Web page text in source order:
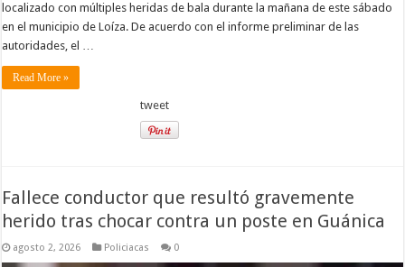
localizado con múltiples heridas de bala durante la mañana de este sábado
en el municipio de Loíza. De acuerdo con el informe preliminar de las
autoridades, el …
Read More »
tweet
Fallece conductor que resultó gravemente
herido tras chocar contra un poste en Guánica
agosto 2, 2026 Policiacas 0